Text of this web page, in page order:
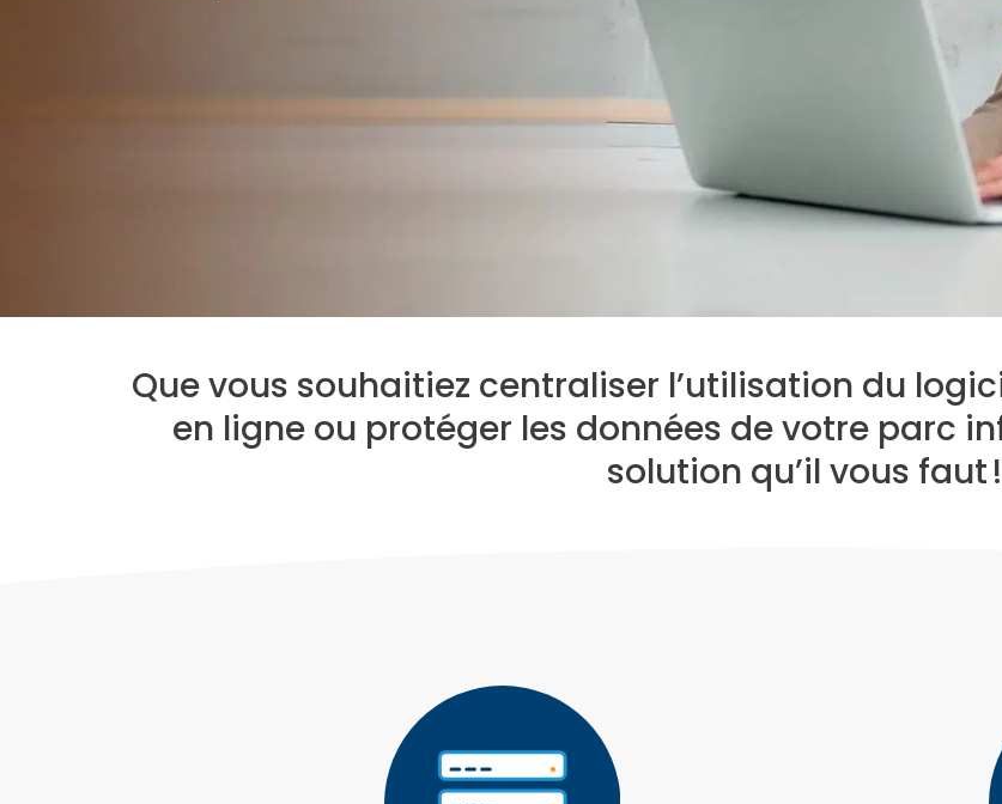
Que vous souhaitiez centraliser l’utilisation du
en ligne ou protéger les données de votre parc
solution qu’il vous faut !